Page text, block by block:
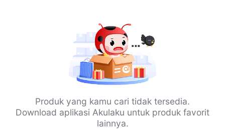
Produk yang kamu cari tidak tersedia.
Download aplikasi Akulaku untuk produk favorit
lainnya.